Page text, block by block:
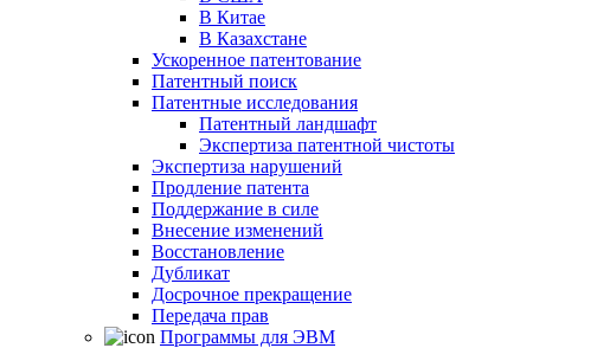
В Китае
В Казахстане
Ускоренное патентование
Патентный поиск
Патентные исследования
Патентный ландшафт
Экспертиза патентной чистоты
Экспертиза нарушений
Продление патента
Поддержание в силе
Внесение изменений
Восстановление
Дубликат
Досрочное прекращение
Передача прав
Программы для ЭВМ